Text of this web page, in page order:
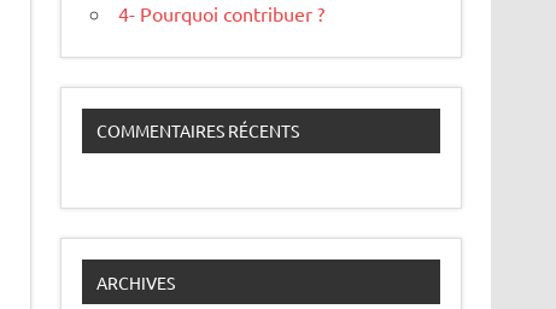
4- Pourquoi contribuer ?
COMMENTAIRES RÉCENTS
ARCHIVES